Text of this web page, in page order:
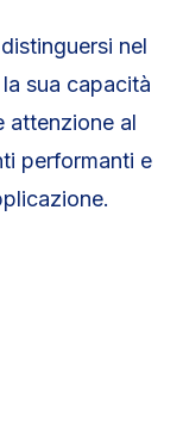
nel
sua capacità
attenzione al
performanti e